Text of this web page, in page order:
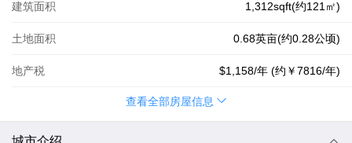
建筑面积 1,312sqft(约121㎡)
土地面积 0.68英亩(约0.28公顷)
地产税 $1,158/年 (约 ￥7816/年)
查看全部房屋信息